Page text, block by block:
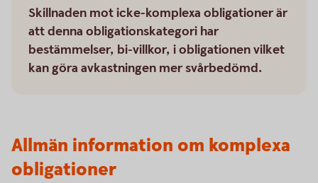
Skillnaden mot icke-komplexa obligationer är
att denna obligationskategori har
bestämmelser, bi-villkor, i obligationen vilket
kan göra avkastningen mer svårbedömd.
Allmän information om komplexa
obligationer